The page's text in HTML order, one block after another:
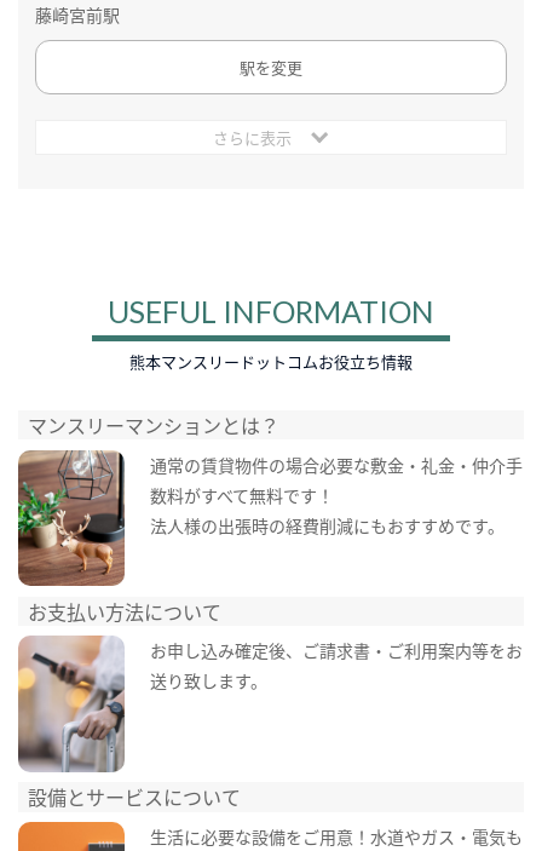
藤崎宮前駅
駅を変更
さらに表示
USEFUL INFORMATION
熊本マンスリードットコムお役立ち情報
マンスリーマンションとは？
通常の賃貸物件の場合必要な敷金・礼金・仲介手
数料がすべて無料です！
法人様の出張時の経費削減にもおすすめです。
お支払い方法について
お申し込み確定後、ご請求書・ご利用案内等をお
送り致します。
設備とサービスについて
生活に必要な設備をご用意！水道やガス・電気も